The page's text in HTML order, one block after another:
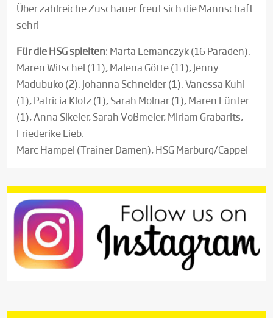
Über zahlreiche Zuschauer freut sich die Mannschaft
sehr!
Für die HSG spielten: Marta Lemanczyk (16 Paraden),
Maren Witschel (11), Malena Götte (11), Jenny
Madubuko (2), Johanna Schneider (1), Vanessa Kuhl
(1), Patricia Klotz (1), Sarah Molnar (1), Maren Lünter
(1), Anna Sikeler, Sarah Voßmeier, Miriam Grabarits,
Friederike Lieb.
Marc Hampel (Trainer Damen), HSG Marburg/Cappel